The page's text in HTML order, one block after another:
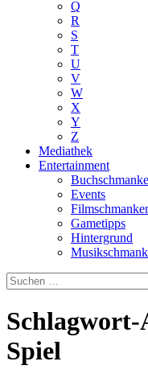
Q
R
S
T
U
V
W
X
Y
Z
Mediathek
Entertainment
Events
Gametipps
Hintergrund
Suchen
nach:
Spiel